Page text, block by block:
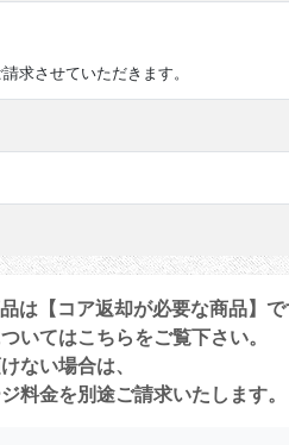
求させていただきます。
は【コア返却が必要な商品】で
いてはこちらをご覧下さい。
ない場合は、
料金を別途ご請求いたします。